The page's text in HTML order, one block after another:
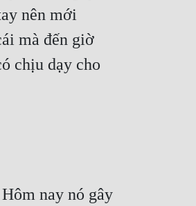
nên mới
mà đến giờ
chịu dạy cho
nay nó gây